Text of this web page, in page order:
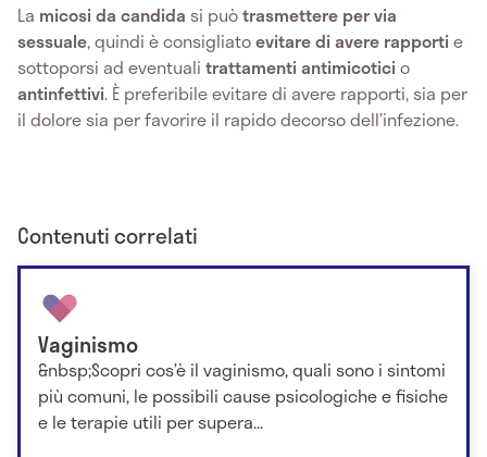
La micosi da candida si puòtrasmettere per via
sessuale, quindi è consigliatoevitare di avere rapportie
sottoporsi ad eventuali trattamenti antimicoticio
antinfettivi. È preferibile evitare di avere rapporti, sia per
il dolore sia per favorire il rapido decorso dell’infezione.
Contenuti correlati
Vaginismo
&nbsp;Scopri cos’è il vaginismo, quali sono i sintomi
più comuni, le possibili cause psicologiche e fisiche
e le terapie utili per supera...